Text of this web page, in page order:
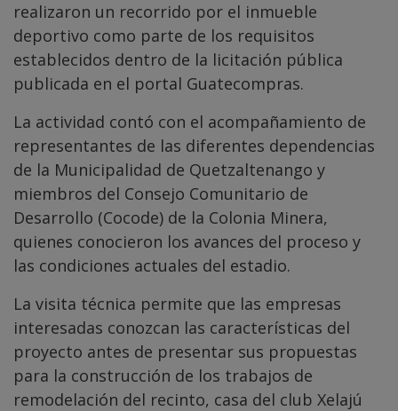
realizaron un recorrido por el inmueble
deportivo como parte de los requisitos
establecidos dentro de la licitación pública
publicada en el portal Guatecompras.
La actividad contó con el acompañamiento de
representantes de las diferentes dependencias
de la Municipalidad de Quetzaltenango y
miembros del Consejo Comunitario de
Desarrollo (Cocode) de la Colonia Minera,
quienes conocieron los avances del proceso y
las condiciones actuales del estadio.
La visita técnica permite que las empresas
interesadas conozcan las características del
proyecto antes de presentar sus propuestas
para la construcción de los trabajos de
remodelación del recinto, casa del club Xelajú